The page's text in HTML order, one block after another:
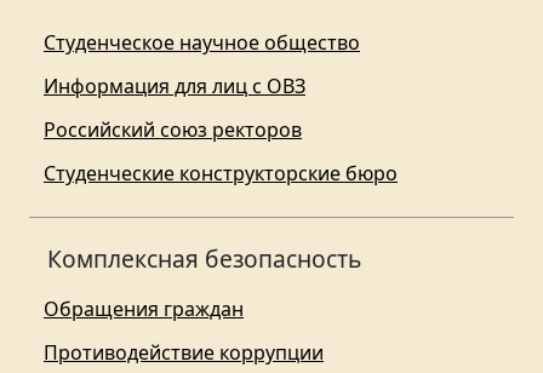
Студенческое научное общество
Информация для лиц с ОВЗ
Российский союз ректоров
Студенческие конструкторские бюро
Комплексная безопасность
Обращения граждан
Противодействие коррупции